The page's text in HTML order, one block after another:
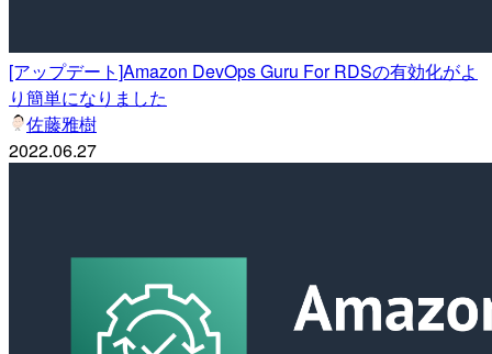
[アップデート]Amazon DevOps Guru For RDSの有効化がよ
り簡単になりました
佐藤雅樹
2022.06.27